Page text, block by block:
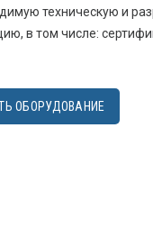
техническую и
в том числе:
ОБОРУДОВАНИЕ